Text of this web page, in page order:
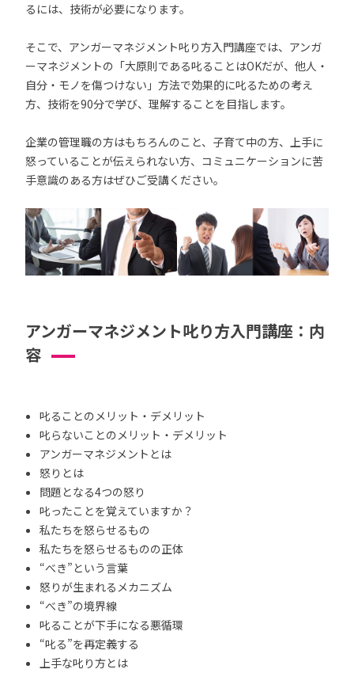
るには、技術が必要になります。
そこで、アンガーマネジメント叱り方入門講座では、アンガ
ーマネジメントの「大原則である叱ることはOKだが、他人・
自分・モノを傷つけない」方法で効果的に叱るための考え
方、技術を90分で学び、理解することを目指します。
企業の管理職の方はもちろんのこと、子育て中の方、上手に
怒っていることが伝えられない方、コミュニケーションに苦
手意識のある方はぜひご受講ください。
アンガーマネジメント叱り方入門講座：内
容
叱ることのメリット・デメリット
叱らないことのメリット・デメリット
アンガーマネジメントとは
怒りとは
問題となる4つの怒り
叱ったことを覚えていますか？
私たちを怒らせるもの
私たちを怒らせるものの正体
“べき”という言葉
怒りが生まれるメカニズム
“べき”の境界線
叱ることが下手になる悪循環
“叱る”を再定義する
上手な叱り方とは